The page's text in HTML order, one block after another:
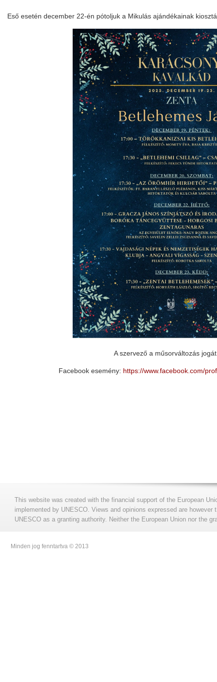
Eső esetén december 22-én pótoljuk a Mikulás ajándékainak
A szervező a műsorváltozás
Facebook esemény: https://www.facebook.com/
This website was created with the financial support of the European
implemented by UNESCO. Views and opinions expressed are
UNESCO as a granting authority. Neither the European Union nor the
Minden jog fenntartva © 2013